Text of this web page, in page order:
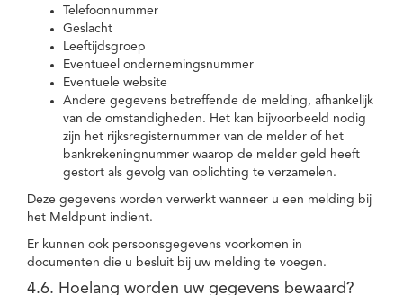
Telefoonnummer
Geslacht
Leeftijdsgroep
Eventueel ondernemingsnummer
Eventuele website
Andere gegevens betreffende de melding, afhankelijk
van de omstandigheden. Het kan bijvoorbeeld nodig
zijn het rijksregisternummer van de melder of het
bankrekeningnummer waarop de melder geld heeft
gestort als gevolg van oplichting te verzamelen.
Deze gegevens worden verwerkt wanneer u een melding bij
het Meldpunt indient.
Er kunnen ook persoonsgegevens voorkomen in
documenten die u besluit bij uw melding te voegen.
4.6. Hoelang worden uw gegevens bewaard?